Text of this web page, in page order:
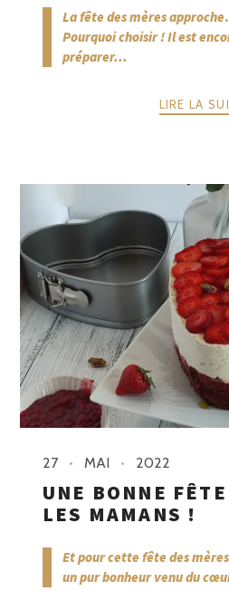
La fête des mères
Pourquoi choisir ! Il est
préparer...
LIRE LA
27 MAI 2022
UNE BONNE
LES MAMANS !
Et pour cette fête des
un pur bonheur venu du